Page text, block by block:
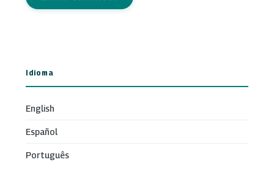
Idioma
English
Español
Português